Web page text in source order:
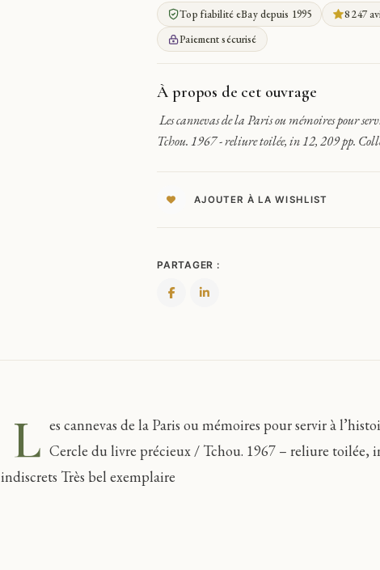
ÉROTIQUE
LES
CANNEVAS
DE
PARIS
OU
MÉMOIRES
POUR
À
DE
Top fiabilité eBay depuis 1995 8 247
Paiement sécurisé
À propos de cet ouvrage
Les cannevas de la Paris ou mémoires pour
Tchou. 1967 - reliure toilée, in 12, 209 pp.
AJOUTER À LA WISHLIST
PARTAGER :
L es cannevas de la Paris ou mémoires pour servir à
Cercle du livre précieux / Tchou. 1967 – reliure toilée,
indiscrets Très bel exemplaire